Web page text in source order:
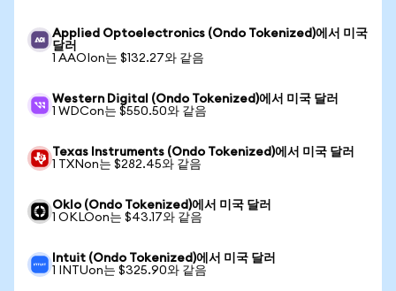
Applied Optoelectronics (Ondo Tokenized)에서 미국
달러
1 AAOIon는 $132.27와 같음
Western Digital (Ondo Tokenized)에서 미국 달러
1 WDCon는 $550.50와 같음
Texas Instruments (Ondo Tokenized)에서 미국 달러
1 TXNon는 $282.45와 같음
Oklo (Ondo Tokenized)에서 미국 달러
1 OKLOon는 $43.17와 같음
Intuit (Ondo Tokenized)에서 미국 달러
1 INTUon는 $325.90와 같음